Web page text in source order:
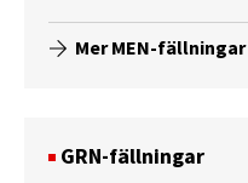
Mer MEN-fällningar
GRN-fällningar